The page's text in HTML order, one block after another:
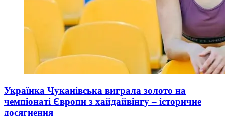
Українка Чуканівська виграла золото на
чемпіонаті Європи з хайдайвінгу – історичне
досягнення